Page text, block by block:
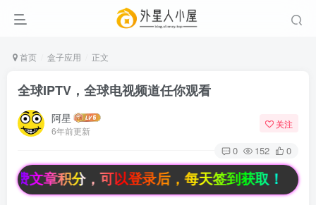
首页 盒子应用 正文
全球IPTV，全球电视频道任你观看
阿星
6年前更新
关注
0 152 0
文章积分，可以登录后，每天签到获取！